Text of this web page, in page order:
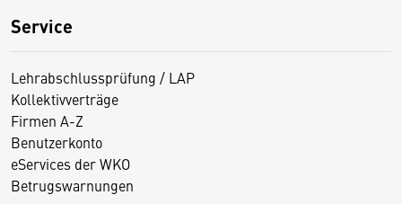
Service
Lehrabschlussprüfung / LAP
Kollektivverträge
Firmen A-Z
Benutzerkonto
eServices der WKO
Betrugswarnungen